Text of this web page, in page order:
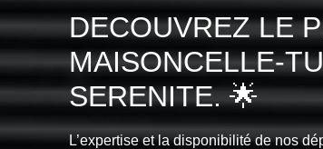
DECOUVREZ LE
MAISONCELLE-
SERENITE. 🌟
L’expertise et la disponibilité de nos